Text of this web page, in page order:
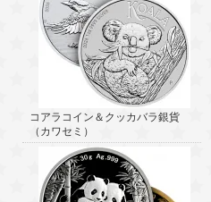
コアラコイン＆クッカバラ銀貨
（カワセミ）